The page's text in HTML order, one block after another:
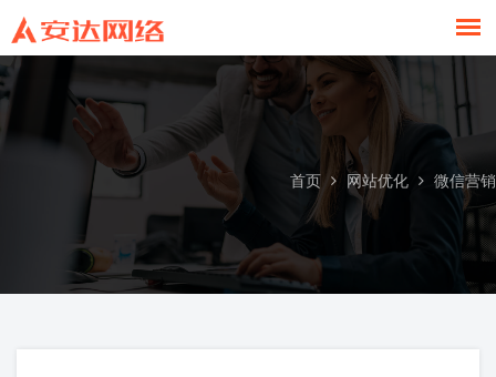
微信营销
首页 网站优化 微信营销